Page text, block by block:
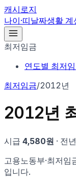
캐시로지
나이·띠날짜생활 계
최저임금
연도별 최저
최저임금/2012년
2012년
시급 4,580원 · 전
고용노동부·최저
입니다.